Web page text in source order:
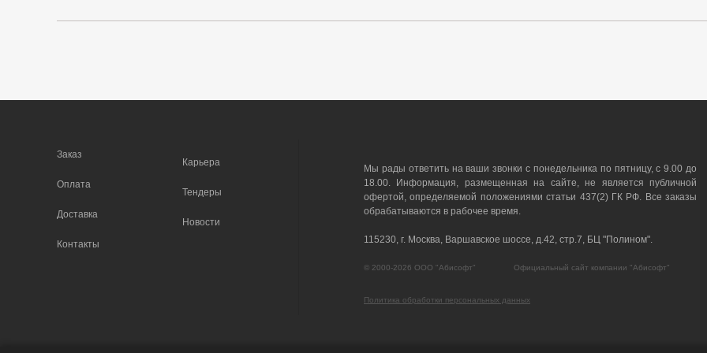
Заказ
Оплата
Доставка
Контакты
Карьера
Тендеры
Новости
Мы рады ответить на ваши звонки с понедельника по пятницу, с 9.00 до
18.00. Информация, размещенная на сайте, не является публичной
офертой, определяемой положениями статьи 437(2) ГК РФ. Все заказы
обрабатываются в рабочее время.
115230, г. Москва, Варшавское шоссе, д.42, стр.7, БЦ "Полином".
© 2000-2026 ООО "Абисофт" Официальный сайт компании "Абисофт"
Политика обработки персональных данных